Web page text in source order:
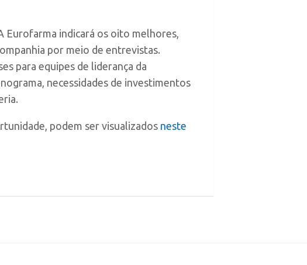
Eurofarma indicará os oito melhores,
por meio de entrevistas.
para equipes de liderança da
necessidades de investimentos
podem ser visualizados neste